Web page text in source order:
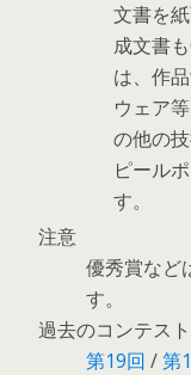
文書を
成文書
は、作
ウェア
の他の
ピール
す。
注意
優秀賞など
す。
過去のコンテス
第19回 /第